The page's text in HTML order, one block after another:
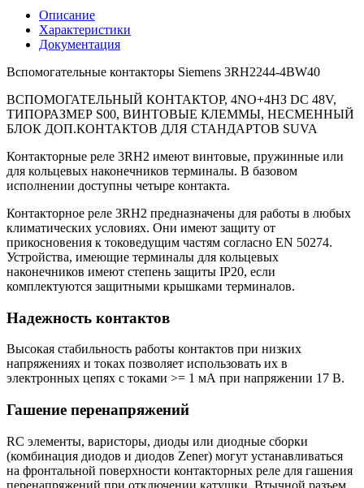
Описание
Характеристики
Документация
Вспомогательные контакторы Siemens 3RH2244-4BW40
ВСПОМОГАТЕЛЬНЫЙ КОНТАКТОР, 4NO+4НЗ DC 48V,
ТИПОРАЗМЕР S00, ВИНТОВЫЕ КЛЕММЫ, НЕСМЕННЫЙ
БЛОК ДОП.КОНТАКТОВ ДЛЯ СТАНДАРТОВ SUVA
Контакторные реле 3RH2 имеют винтовые, пружинные или
для кольцевых наконечников терминалы. В базовом
исполнении доступны четыре контакта.
Контакторное реле 3RH2 предназначены для работы в любых
климатических условиях. Они имеют защиту от
прикосновения к токоведущим частям согласно EN 50274.
Устройства, имеющие терминалы для кольцевых
наконечников имеют степень защиты IP20, если
комплектуются защитными крышками терминалов.
Надежность контактов
Высокая стабильность работы контактов при низких
напряжениях и токах позволяет использовать их в
электронных цепях с токами >= 1 мА при напряжении 17 В.
Гашение перенапряжений
RC элементы, варисторы, диоды или диодные сборки
(комбинация диодов и диодов Zener) могут устанавливаться
на фронтальной поверхности контакторных реле для гашения
перенапряжений при отключении катушки. Втычной разъем